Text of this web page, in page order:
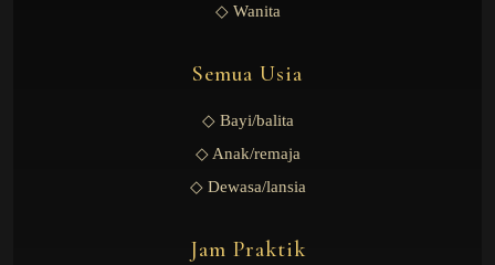
◇ Wanita
Semua Usia
◇ Bayi/balita
◇ Anak/remaja
◇ Dewasa/lansia
Jam Praktik